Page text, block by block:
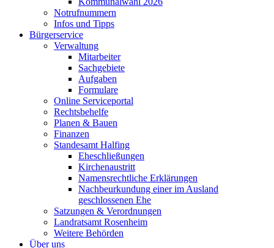
Notrufnummern
Infos und Tipps
Bürgerservice
Verwaltung
Mitarbeiter
Sachgebiete
Aufgaben
Formulare
Online Serviceportal
Rechtsbehelfe
Planen & Bauen
Finanzen
Standesamt Halfing
Eheschließungen
Kirchenaustritt
Namensrechtliche Erklärungen
Nachbeurkundung einer im Ausland
geschlossenen Ehe
Satzungen & Verordnungen
Landratsamt Rosenheim
Weitere Behörden
Über uns